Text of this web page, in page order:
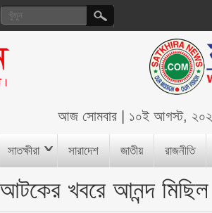
আজসোমবার ১০ই আগস্ট, ২০২৬
সাতক্ষীরা সারাদেশ জাতীয় রাজনীতি
খবরে আনন্দ মিছিল